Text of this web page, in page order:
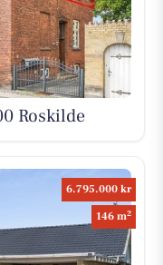
Roskilde
6.795.000 kr
146 m2